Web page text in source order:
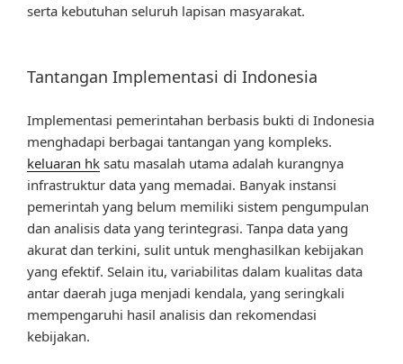
serta kebutuhan seluruh lapisan masyarakat.
Tantangan Implementasi di Indonesia
Implementasi pemerintahan berbasis bukti di Indonesia
menghadapi berbagai tantangan yang kompleks.
keluaran hk satu masalah utama adalah kurangnya
infrastruktur data yang memadai. Banyak instansi
pemerintah yang belum memiliki sistem pengumpulan
dan analisis data yang terintegrasi. Tanpa data yang
akurat dan terkini, sulit untuk menghasilkan kebijakan
yang efektif. Selain itu, variabilitas dalam kualitas data
antar daerah juga menjadi kendala, yang seringkali
mempengaruhi hasil analisis dan rekomendasi
kebijakan.